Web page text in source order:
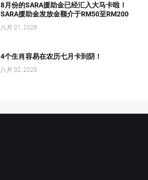
8月份的SARA援助金已经汇入大马卡啦！
SARA援助金发放金额介于RM50至RM200
八月 01, 2026
4个生肖容易在农历七月卡到阴！
八月 02, 2026